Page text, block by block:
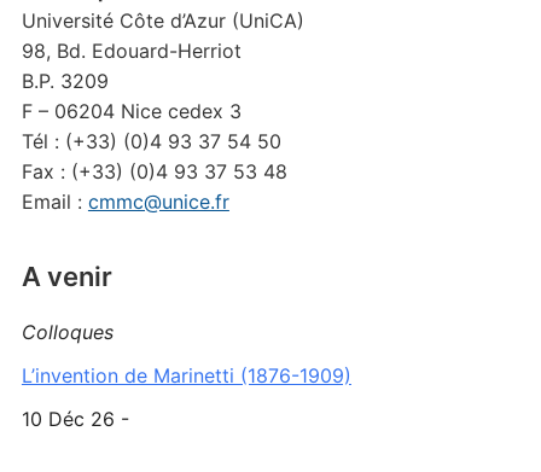
Université Côte d’Azur (UniCA)
98, Bd. Edouard-Herriot
B.P. 3209
F – 06204 Nice cedex 3
Tél : (+33) (0)4 93 37 54 50
Fax : (+33) (0)4 93 37 53 48
Email : cmmc@unice.fr
A venir
Colloques
L’invention de Marinetti (1876-1909)
10 Déc 26 -